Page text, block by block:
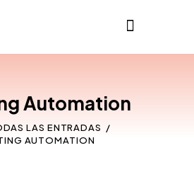
Automation
LAS ENTRADAS
AUTOMATION